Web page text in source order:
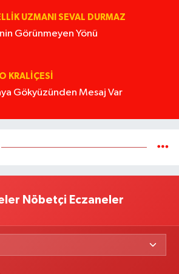
UZMANI SEVAL DURMAZ
Görünmeyen Yönü
KRALIÇESI
Gökyüzünden Mesaj Var
Nöbetçi Eczaneler